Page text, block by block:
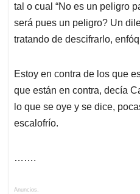
tal o cual “No es un peligro
será pues un peligro? Un
tratando de descifrarlo,
Estoy en contra de los que
que están en contra, decía
lo que se oye y se dice,
escalofrío.
…….
Anuncios.